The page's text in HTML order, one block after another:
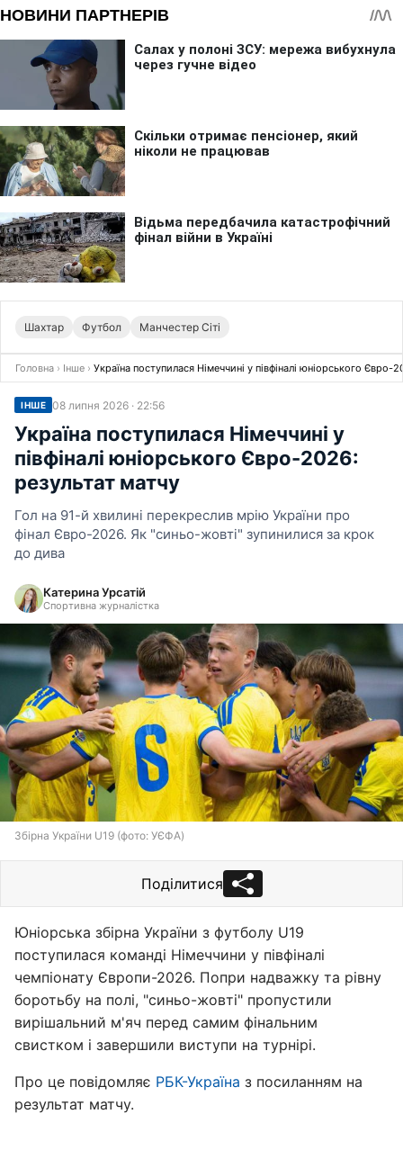
Шахтар Футбол Манчестер Сіті
Головна › Інше › Україна поступилася Німеччині у півфіналі юніорського Євро-
ІНШЕ 08 липня 2026 · 22:56
Україна поступилася Німеччині у
півфіналі юніорського Євро-2026:
результат матчу
Гол на 91-й хвилині перекреслив мрію України про
фінал Євро-2026. Як "синьо-жовті" зупинилися за крок
до дива
Катерина Урсатій
Спортивна журналістка
Збірна України U19 (фото: УЄФА)
Поділитися
Юніорська збірна України з футболу U19
поступилася команді Німеччини у півфіналі
чемпіонату Європи-2026. Попри надважку та рівну
боротьбу на полі, "синьо-жовті" пропустили
вирішальний м'яч перед самим фінальним
свистком і завершили виступи на турнірі.
Про це повідомляє РБК-Україна з посиланням на
результат матчу.